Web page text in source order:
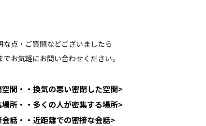
な点・ご質問などございましたら
でお気軽にお問い合わせください。
間・・換気の悪い密閉した空間>
所・・多くの人が密集する場所>
話・・近距離での密接な会話>